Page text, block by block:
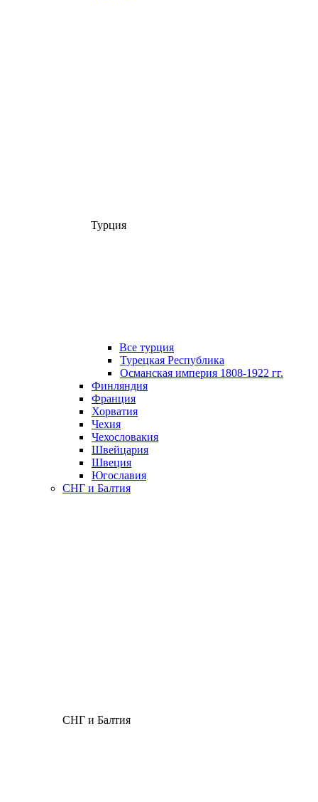
Турция
Все турция
Турецкая Республика
Османская империя 1808-1922 гг.
Финляндия
Франция
Хорватия
Чехия
Чехословакия
Швейцария
Швеция
Югославия
СНГ и Балтия
СНГ и Балтия